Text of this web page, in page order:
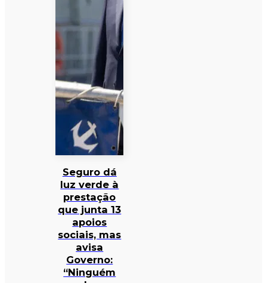
Seguro dá
luz verde à
prestação
que junta 13
apoios
sociais, mas
avisa
Governo:
“Ninguém